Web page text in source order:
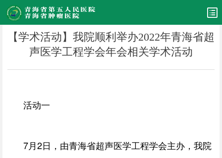
【学术活动】我院顺利举办2022年青海省超
声医学工程学会年会相关学术活动
活动一
7月2日，由青海省超声医学工程学会主办，我院